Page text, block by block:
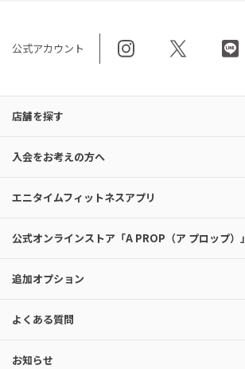
公式アカウント
店舗を探す
入会をお考えの方へ
エニタイムフィットネスアプリ
公式オンラインストア「A PROP（ア プロップ）」
追加オプション
よくある質問
お知らせ